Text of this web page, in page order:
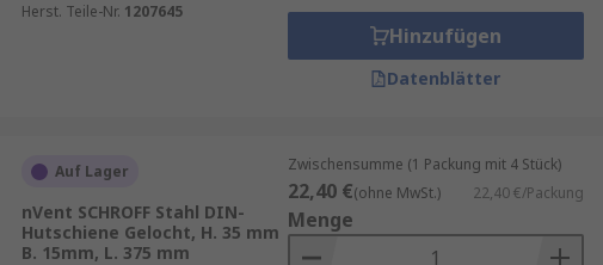
Herst. Teile-Nr. 1207645
Hinzufügen
Datenblätter
Auf Lager
nVent SCHROFF Stahl DIN-
Hutschiene Gelocht, H. 35 mm
B. 15mm, L. 375 mm
Zwischensumme (1 Packung mit 4 Stück)
22,40 €(ohne MwSt.) 22,40 €/Packung
Menge